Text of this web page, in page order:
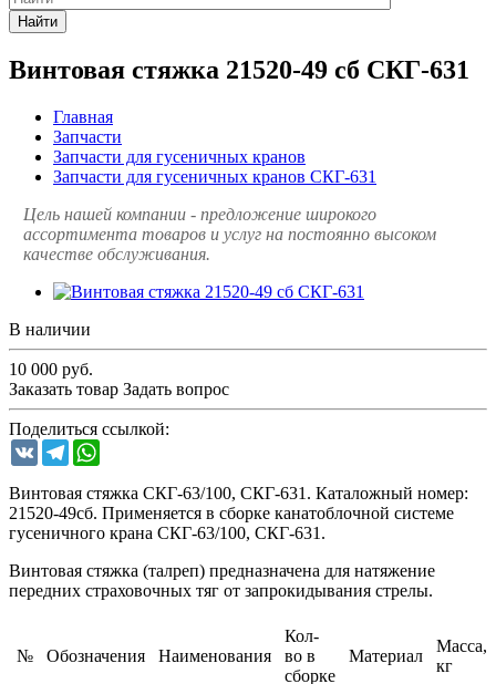
Найти
Винтовая стяжка 21520-49 сб СКГ-631
Главная
Запчасти
Запчасти для гусеничных кранов
Запчасти для гусеничных кранов СКГ-631
Цель нашей компании - предложение широкого
ассортимента товаров и услуг на постоянно высоком
качестве обслуживания.
В наличии
10 000 руб.
Заказать товар Задать вопрос
Поделиться ссылкой:
VK Telegram
Винтовая стяжка СКГ-63/100, СКГ-631. Каталожный номер:
21520-49сб. Применяется в сборке канатоблочной системе
гусеничного крана СКГ-63/100, СКГ-631.
Винтовая стяжка (талреп) предназначена для натяжение
передних страховочных тяг от запрокидывания стрелы.
№ Обозначения Наименования
Кол-
во в
сборке
Материал
Масса,
кг